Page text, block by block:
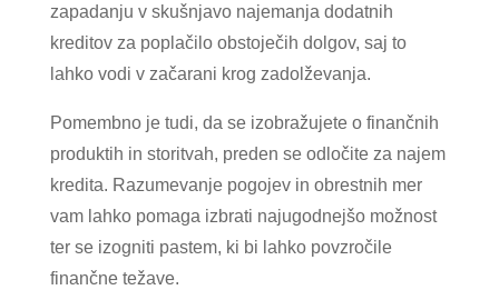
zapadanju v skušnjavo najemanja dodatnih
kreditov za poplačilo obstoječih dolgov, saj to
lahko vodi v začarani krog zadolževanja.
Pomembno je tudi, da se izobražujete o finančnih
produktih in storitvah, preden se odločite za najem
kredita. Razumevanje pogojev in obrestnih mer
vam lahko pomaga izbrati najugodnejšo možnost
ter se izogniti pastem, ki bi lahko povzročile
finančne težave.